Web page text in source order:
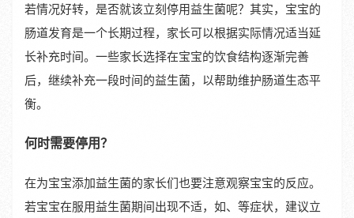
若情况好转，是否就该立刻停用益生菌呢？其实，宝宝的
肠道发育是一个长期过程，家长可以根据实际情况适当延
长补充时间。一些家长选择在宝宝的饮食结构逐渐完善
后，继续补充一段时间的益生菌，以帮助维护肠道生态平
衡。
何时需要停用？
在为宝宝添加益生菌的家长们也要注意观察宝宝的反应。
若宝宝在服用益生菌期间出现不适，如、等症状，建议立